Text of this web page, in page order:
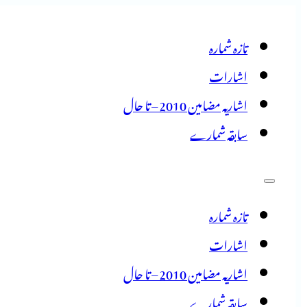
تازہ شمارہ
اشارات
اشاریہ مضامین 2010 – تا حال
سابقہ شمارے
تازہ شمارہ
اشارات
اشاریہ مضامین 2010 – تا حال
سابقہ شمارے